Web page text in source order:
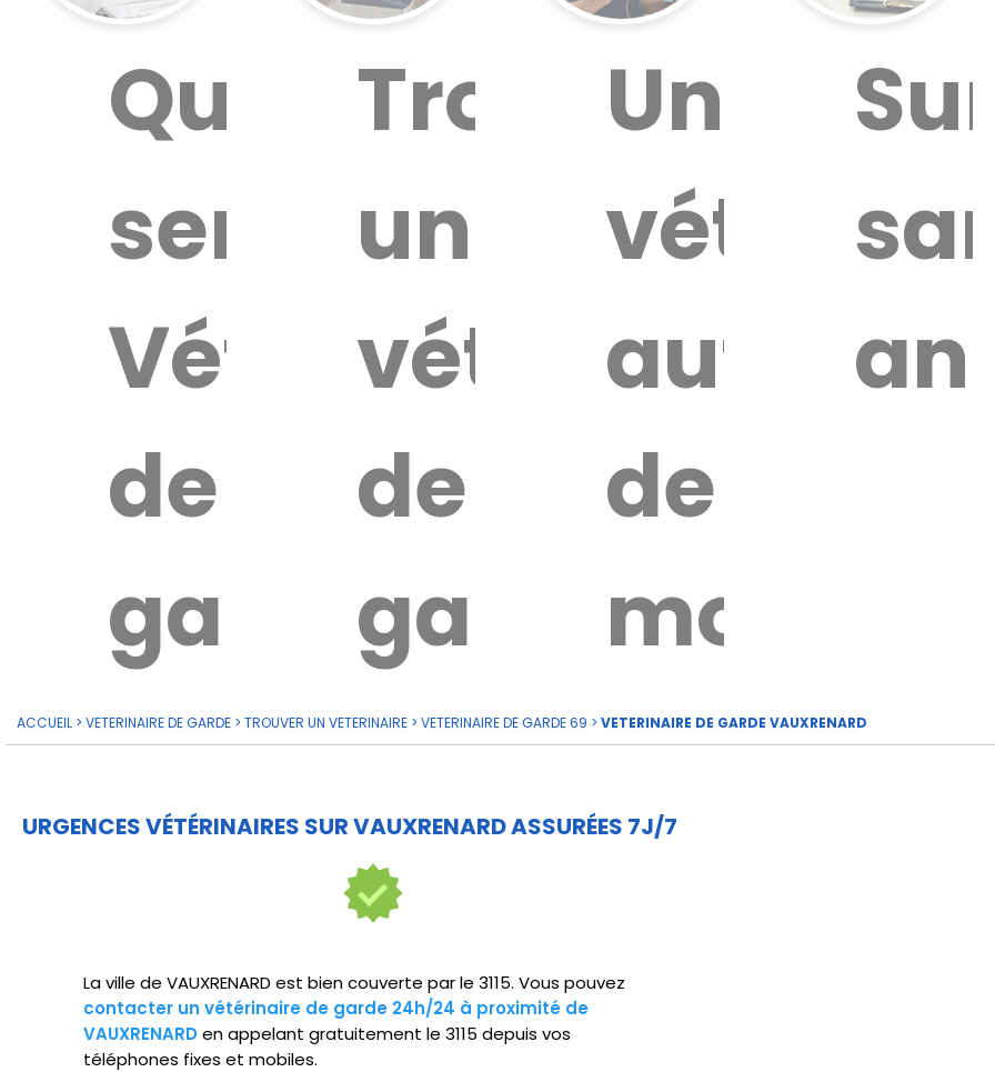
Quel
service
Vétérinaire
de
garde?
Trouver
un
vétérinaire
de
garde
Un
autour
de
moi
ACCUEIL > VETERINAIRE DE GARDE > TROUVER UN VETERINAIRE > VETERINAIRE DE GARDE 69 > VETERINAIRE DE GARDE VAUXRENARD
URGENCES VÉTÉRINAIRES SUR VAUXRENARD ASSURÉES 7J/7
La ville de VAUXRENARD est bien couverte par le 3115. Vous pouvez
contacter un vétérinaire de garde 24h/24 à proximité de
VAUXRENARDen appelant gratuitement le 3115 depuis vos
téléphones fixes et mobiles.